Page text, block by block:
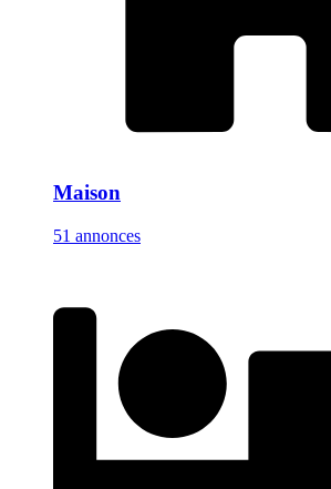
Maison
51 annonces